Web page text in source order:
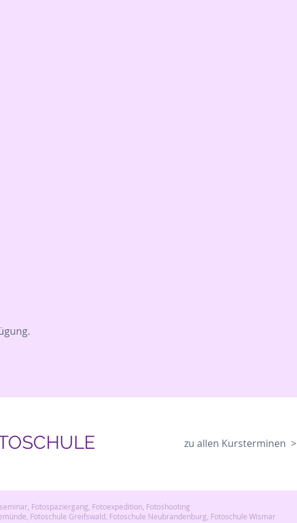
zu allen Kursterminen >
Fotospaziergang, Fotoexpedition, Fotoshooting
Fotoschule Greifswald, Fotoschule Neubrandenburg, Fotoschule Wismar